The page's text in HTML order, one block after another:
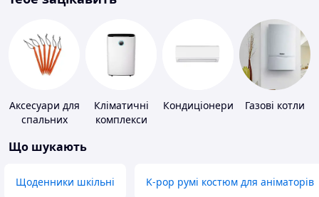
Аксесуари для
спальних
карематів та
Кліматичні
комплекси
Кондиціонери Газові котли
Що шукають
Щоденники шкільні K-pop румі костюм для аніматорів